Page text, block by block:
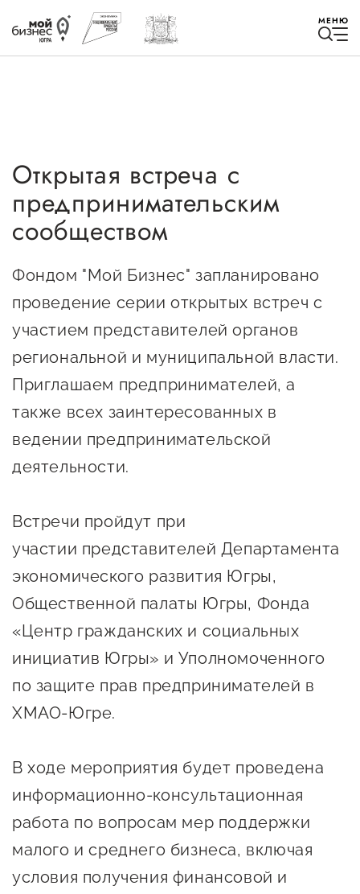
МЕНЮ
Избранное
Быть в курсе
Истории успеха
Мероприятия
Новости
Онлайн-витрина продукции
Социальные сети "Мой
Бизнес Югра"
Меры поддержки
Навигатор по мерам
Имущественная поддержка
Консультационная поддержка
Образовательная поддержка
Поддержка креативного и
инновационно-
технологического
Поддержка социальных
предпринимателей
Поддержка экспортеров
Финансовая поддержка
Открытая встреча с
предпринимательским
сообществом
Фондом "Мой Бизнес" запланировано
проведение серии открытых встреч с
участием представителей органов
региональной и муниципальной власти.
Приглашаем предпринимателей, а
также всех заинтересованных в
ведении предпринимательской
деятельности.
Встречи пройдут при
участии представителей Департамента
экономического развития Югры,
Общественной палаты Югры, Фонда
«Центр гражданских и социальных
инициатив Югры» и Уполномоченного
по защите прав предпринимателей в
ХМАО-Югре.
В ходе мероприятия будет проведена
информационно-консультационная
работа по вопросам мер поддержки
малого и среднего бизнеса, включая
условия получения финансовой и